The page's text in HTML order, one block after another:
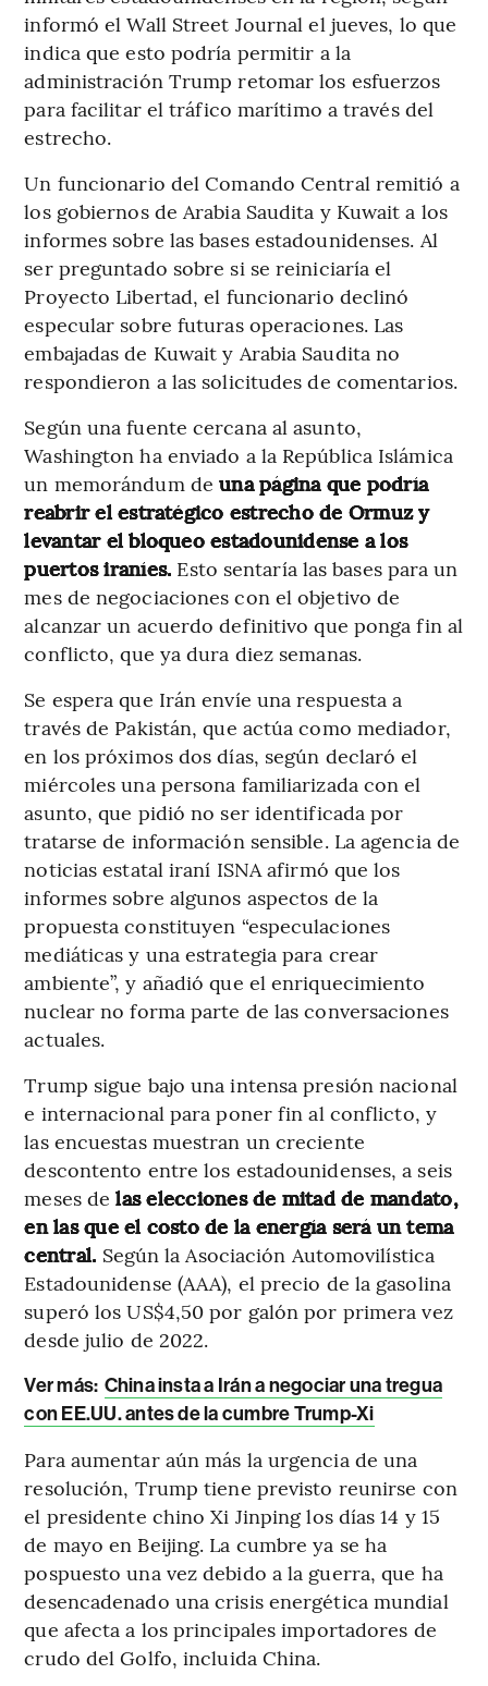
informó el Wall Street Journal el jueves, lo que
indica que esto podría permitir a la
administración Trump retomar los esfuerzos
para facilitar el tráfico marítimo a través del
estrecho.
Un funcionario del Comando Central remitió a
los gobiernos de Arabia Saudita y Kuwait a los
informes sobre las bases estadounidenses. Al
ser preguntado sobre si se reiniciaría el
Proyecto Libertad, el funcionario declinó
especular sobre futuras operaciones. Las
embajadas de Kuwait y Arabia Saudita no
respondieron a las solicitudes de comentarios.
Según una fuente cercana al asunto,
Washington ha enviado a la República Islámica
un memorándum deuna página que podría
reabrir el estratégico estrecho de Ormuz y
levantar el bloqueo estadounidense a los
puertos iraníes. Esto sentaría las bases para un
mes de negociaciones con el objetivo de
alcanzar un acuerdo definitivo que ponga fin al
conflicto, que ya dura diez semanas.
Se espera que Irán envíe una respuesta a
través de Pakistán, que actúa como mediador,
en los próximos dos días, según declaró el
miércoles una persona familiarizada con el
asunto, que pidió no ser identificada por
tratarse de información sensible. La agencia de
noticias estatal iraní ISNA afirmó que los
informes sobre algunos aspectos de la
propuesta constituyen “especulaciones
mediáticas y una estrategia para crear
ambiente”, y añadió que el enriquecimiento
nuclear no forma parte de las conversaciones
actuales.
Trump sigue bajo una intensa presión nacional
e internacional para poner fin al conflicto, y
las encuestas muestran un creciente
descontento entre los estadounidenses, a seis
meses de las elecciones de mitad de mandato,
en las que el costo de la energía será un tema
central. Según la Asociación Automovilística
Estadounidense (AAA), el precio de la gasolina
superó los US$4,50 por galón por primera vez
desde julio de 2022.
Ver más: China insta a Irán a negociar una tregua
con EE.UU. antes de la cumbre Trump-Xi
Para aumentar aún más la urgencia de una
resolución, Trump tiene previsto reunirse con
el presidente chino Xi Jinping los días 14 y 15
de mayo en Beijing. La cumbre ya se ha
pospuesto una vez debido a la guerra, que ha
desencadenado una crisis energética mundial
que afecta a los principales importadores de
crudo del Golfo, incluida China.